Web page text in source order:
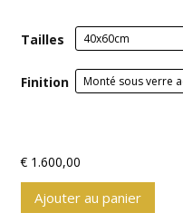
Tailles
Finition
€ 1.600,00
Ajouter au panier